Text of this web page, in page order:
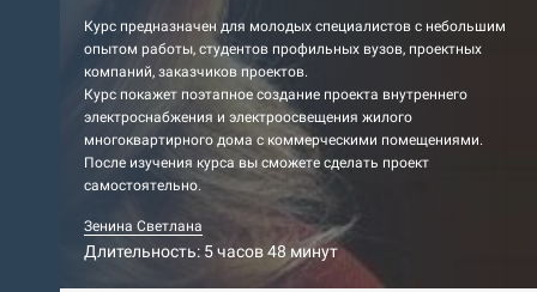
Курс предназначен для молодых специалистов с небольшим
опытом работы, студентов профильных вузов, проектных
компаний, заказчиков проектов.
Курс покажет поэтапное создание проекта внутреннего
электроснабжения и электроосвещения жилого
многоквартирного дома с коммерческими помещениями.
После изучения курса вы сможете сделать проект
самостоятельно.
Зенина Светлана
Длительность: 5 часов 48 минут